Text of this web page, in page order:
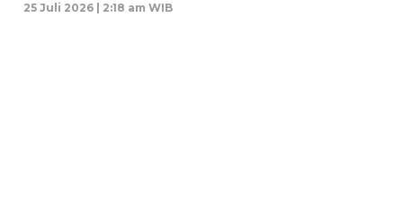
25 Juli 2026 | 2:18 am WIB